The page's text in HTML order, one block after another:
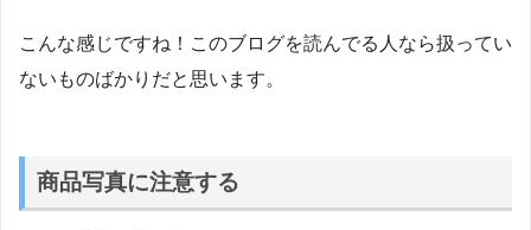
こんな感じですね！このブログを読んでる人なら扱ってい
ないものばかりだと思います。
商品写真に注意する